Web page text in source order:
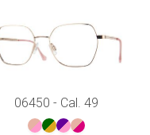
06450 - Cal. 49